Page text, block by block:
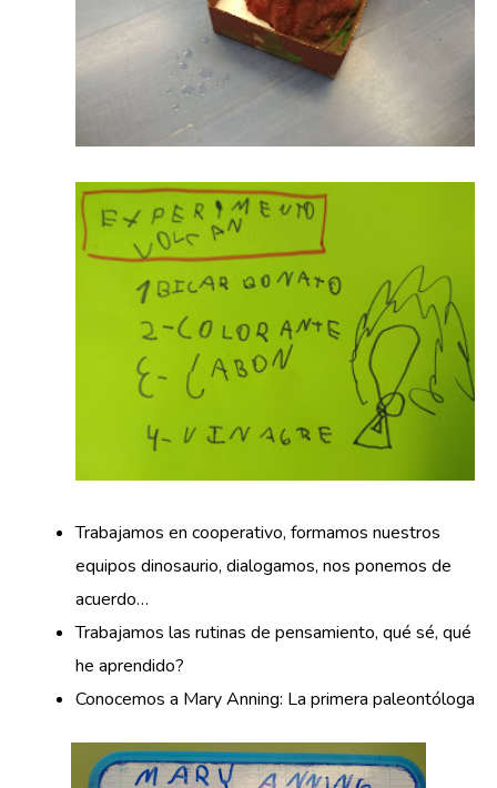
Trabajamos en cooperativo, formamos nuestros
equipos dinosaurio, dialogamos, nos ponemos de
acuerdo…
Trabajamos las rutinas de pensamiento, qué sé, qué
he aprendido?
Conocemos a Mary Anning: La primera paleontóloga